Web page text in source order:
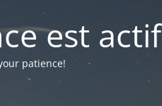
est actif
patience!